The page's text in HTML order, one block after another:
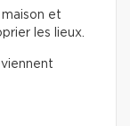
et
les lieux.